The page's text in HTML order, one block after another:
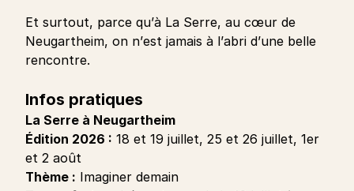
Et surtout, parce qu’à La Serre, au cœur de
Neugartheim, on n’est jamais à l’abri d’une belle
rencontre.
Infos pratiques
La Serre à Neugartheim
Édition 2026 : 18 et 19 juillet, 25 et 26 juillet, 1er
et 2 août
Thème : Imaginer demain